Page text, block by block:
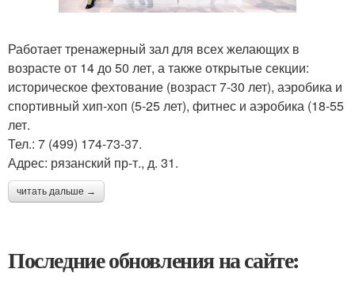
Работает тренажерный зал для всех желающих в
возрасте от 14 до 50 лет, а также открытые секции:
историческое фехтование (возраст 7-30 лет), аэробика и
спортивный хип-хоп (5-25 лет), фитнес и аэробика (18-55
лет.
Тел.: 7 (499) 174-73-37.
Адрес: рязанский пр-т., д. 31.
читать дальше →
Последние обновления на сайте: